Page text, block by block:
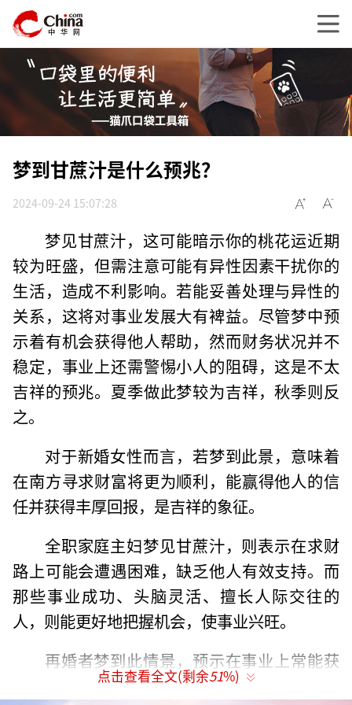
梦到甘蔗汁是什么预兆？
2024-09-24 15:07:28
梦见甘蔗汁，这可能暗示你的桃花运近期
较为旺盛，但需注意可能有异性因素干扰你的
生活，造成不利影响。若能妥善处理与异性的
关系，这将对事业发展大有裨益。尽管梦中预
示着有机会获得他人帮助，然而财务状况并不
稳定，事业上还需警惕小人的阻碍，这是不太
吉祥的预兆。夏季做此梦较为吉祥，秋季则反
之。
对于新婚女性而言，若梦到此景，意味着
在南方寻求财富将更为顺利，能赢得他人的信
任并获得丰厚回报，是吉祥的象征。
全职家庭主妇梦见甘蔗汁，则表示在求财
路上可能会遭遇困难，缺乏他人有效支持。而
那些事业成功、头脑灵活、擅长人际交往的
人，则能更好地把握机会，使事业兴旺。
再婚者梦到此情景，预示在事业上常能获
得异性的帮助，这样的人通常社交活跃，财运
点击查看全文(剩余51%)